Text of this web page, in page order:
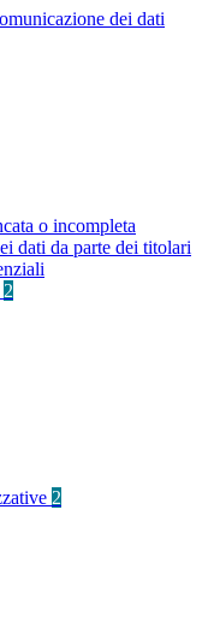
dei dati
o incompleta
dati da parte dei titolari
2
2